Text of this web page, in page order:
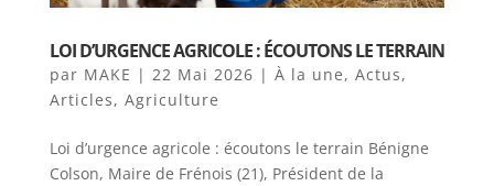
LOI D’URGENCE AGRICOLE : ÉCOUTONS LE TERRAIN
par MAKE | 22 Mai 2026 | À la une, Actus,
Articles, Agriculture
Loi d’urgence agricole : écoutons le terrain Bénigne
Colson, Maire de Frénois (21), Président de la